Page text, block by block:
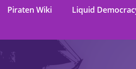
Piraten Wiki Liquid